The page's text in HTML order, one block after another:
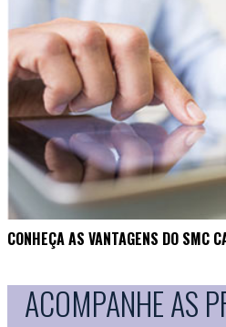
CONHEÇA AS VANTAGENS DO SMC
ACOMPANHE AS